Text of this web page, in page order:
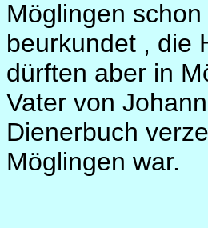
Möglingen
beurkundet , die
dürften aber in
Vater von
Dienerbuch
Möglingen war.